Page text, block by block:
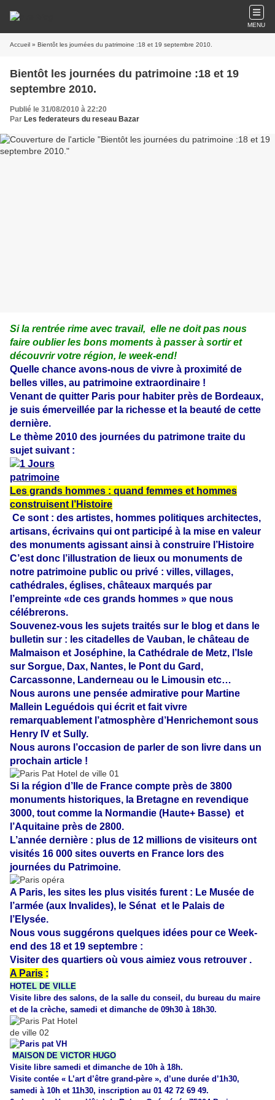
MENU
Accueil » Bientôt les journées du patrimoine :18 et 19 septembre 2010.
Bientôt les journées du patrimoine :18 et 19
septembre 2010.
Publié le 31/08/2010 à 22:20
Par Les federateurs du reseau Bazar
Si la rentrée rime avec travail, elle ne doit pas nous
faire oublier les bons moments à passer à sortir et
découvrir votre région, le week-end!
Quelle chance avons-nous de vivre à proximité de
belles villes, au patrimoine extraordinaire !
Venant de quitter Paris pour habiter près de Bordeaux,
je suis émerveillée par la richesse et la beauté de cette
dernière.
Le thème 2010 des journées du patrimone traite du
sujet suivant :
Les grands hommes : quand femmes et hommes
construisent l’Histoire
Ce sont : des artistes, hommes politiques architectes,
artisans, écrivains qui ont participé à la mise en valeur
des monuments agissant ainsi à construire l’Histoire
C’est donc l’illustration de lieux ou monuments de
notre patrimoine public ou privé : villes, villages,
cathédrales, églises, châteaux marqués par
l’empreinte «de ces grands hommes » que nous
célébrerons.
Souvenez-vous les sujets traités sur le blog et dans le
bulletin sur : les citadelles de Vauban, le château de
Malmaison et Joséphine, la Cathédrale de Metz, l’Isle
sur Sorgue, Dax, Nantes, le Pont du Gard,
Carcassonne, Landerneau ou le Limousin etc…
Nous aurons une pensée admirative pour Martine
Mallein Leguédois qui écrit et fait vivre
remarquablement l’atmosphère d’Henrichemont sous
Henry IV et Sully.
Nous aurons l’occasion de parler de son livre dans un
prochain article !
Si la région d’Ile de France compte près de 3800
monuments historiques, la Bretagne en revendique
3000, tout comme la Normandie (Haute+ Basse) et
l’Aquitaine près de 2800.
L’année dernière : plus de 12 millions de visiteurs ont
visités 16 000 sites ouverts en France lors des
journées du Patrimoine.
A Paris, les sites les plus visités furent : Le Musée de
l’armée (aux Invalides), le Sénat et le Palais de
l’Elysée.
Nous vous suggérons quelques idées pour ce Week-
end des 18 et 19 septembre :
Visiter des quartiers où vous aimiez vous retrouver .
A Paris :
HOTEL DE VILLE
Visite libre des salons, de la salle du conseil, du bureau du maire
et de la crèche, samedi et dimanche de 09h30 à 18h30.
MAISON DE VICTOR HUGO
Visite libre samedi et dimanche de 10h à 18h.
Visite contée « L’art d’être grand-père », d’une durée d’1h30,
samedi à 10h et 11h30, inscription au 01 42 72 69 49.